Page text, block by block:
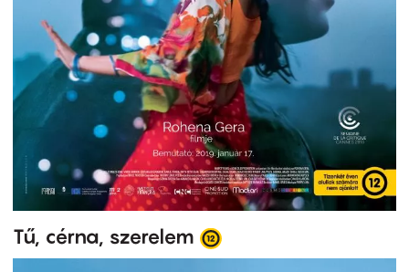
Tű, cérna, szerelem